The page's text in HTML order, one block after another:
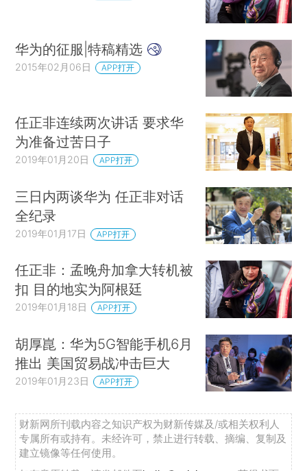
华为的征服|特稿精选
2015年02月06日 APP打开
任正非连续两次讲话 要求华
为准备过苦日子
2019年01月20日 APP打开
三日内两谈华为 任正非对话
全纪录
2019年01月17日 APP打开
任正非：孟晚舟加拿大转机被
扣 目的地实为阿根廷
2019年01月18日 APP打开
胡厚崑：华为5G智能手机6月
推出 美国贸易战冲击巨大
2019年01月23日 APP打开
财新网所刊载内容之知识产权为财新传媒及/或相关权利人
专属所有或持有。未经许可，禁止进行转载、摘编、复制及
建立镜像等任何使用。